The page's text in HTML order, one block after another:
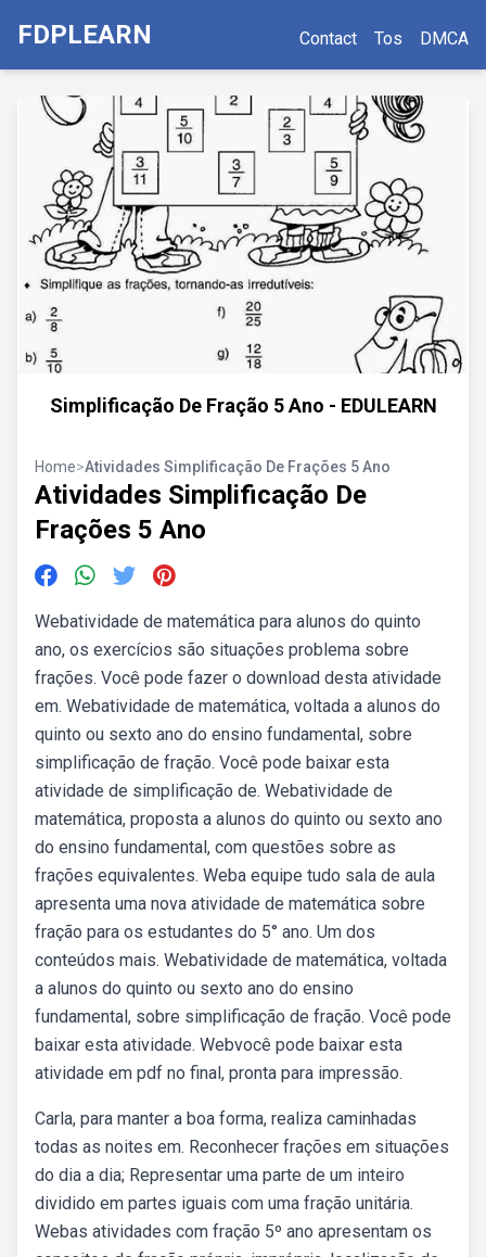
FDPLEARN Contact Tos DMCA
Simplificação De Fração 5 Ano - EDULEARN
Home>Atividades Simplificação De Frações 5 Ano
Atividades Simplificação De
Frações 5 Ano
Webatividade de matemática para alunos do quinto
ano, os exercícios são situações problema sobre
frações. Você pode fazer o download desta atividade
em. Webatividade de matemática, voltada a alunos do
quinto ou sexto ano do ensino fundamental, sobre
simplificação de fração. Você pode baixar esta
atividade de simplificação de. Webatividade de
matemática, proposta a alunos do quinto ou sexto ano
do ensino fundamental, com questões sobre as
frações equivalentes. Weba equipe tudo sala de aula
apresenta uma nova atividade de matemática sobre
fração para os estudantes do 5° ano. Um dos
conteúdos mais. Webatividade de matemática, voltada
a alunos do quinto ou sexto ano do ensino
fundamental, sobre simplificação de fração. Você pode
baixar esta atividade. Webvocê pode baixar esta
atividade em pdf no final, pronta para impressão.
Carla, para manter a boa forma, realiza caminhadas
todas as noites em. Reconhecer frações em situações
do dia a dia; Representar uma parte de um inteiro
dividido em partes iguais com uma fração unitária.
Webas atividades com fração 5º ano apresentam os